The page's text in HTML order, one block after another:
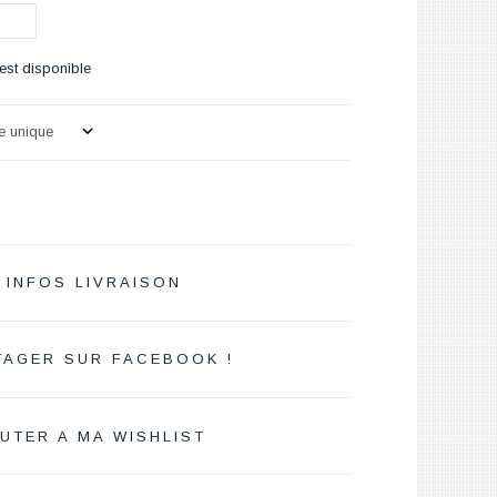
disponible
INFOS LIVRAISON
SUR FACEBOOK !
A MA WISHLIST